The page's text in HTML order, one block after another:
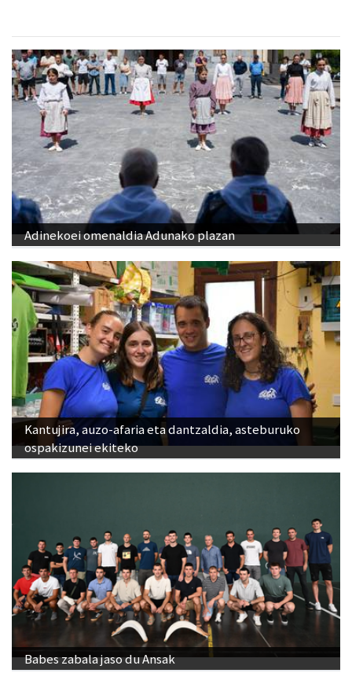
Adinekoei omenaldia Adunako plazan
Kantujira, auzo-afaria eta dantzaldia, asteburuko
ospakizunei ekiteko
Babes zabala jaso du Ansak